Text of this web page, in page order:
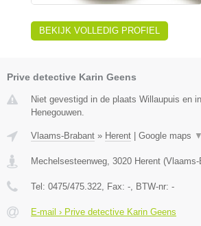
BEKIJK VOLLEDIG PROFIEL
Prive detective Karin Geens
Niet gevestigd in de plaats Willaupuis en
Henegouwen.
Vlaams-Brabant » Herent Google maps ▼
Mechelsesteenweg, 3020 Herent (Vlaams-
Tel: 0475/475.322, Fax: -, BTW-nr: -
E-mail › Prive detective Karin Geens